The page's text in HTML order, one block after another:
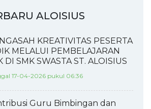
ALOISIUS
KREATIVITAS PESERTA
MELALUI PEMBELAJARAN
DI SMK SWASTA ST. ALOISIUS
17-04-2026 pukul 06:36
Guru Bimbingan dan